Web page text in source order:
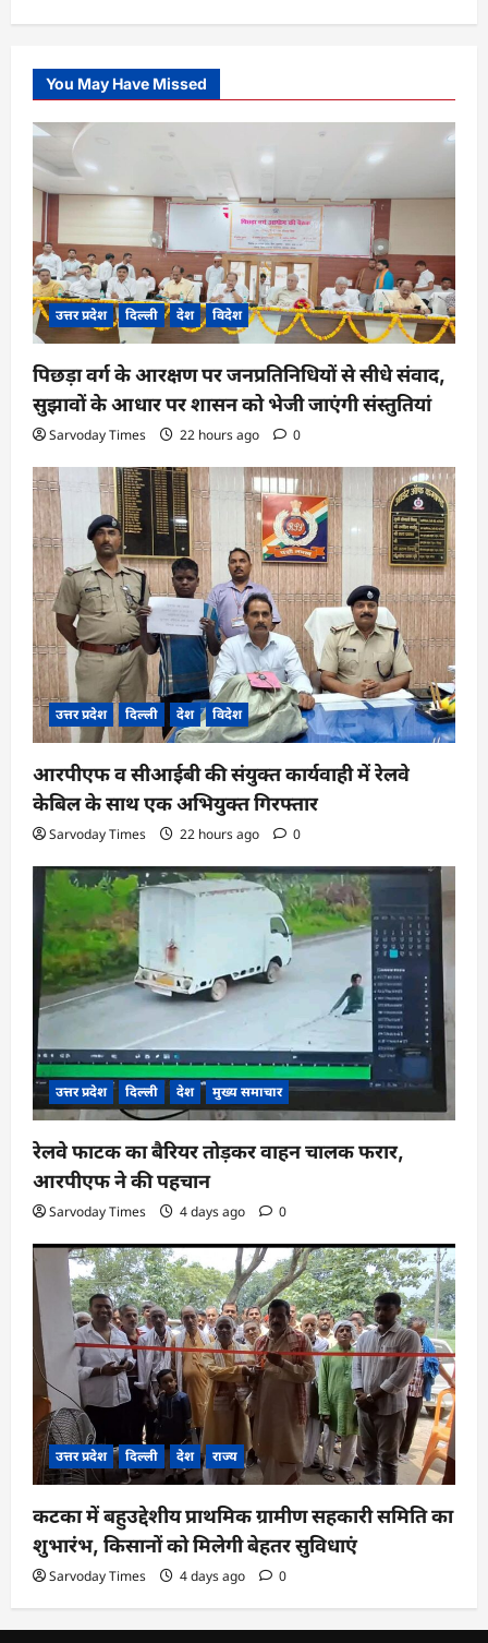
You May Have Missed
उत्तर प्रदेश दिल्ली देश विदेश
पिछड़ा वर्ग के आरक्षण पर जनप्रतिनिधियों से सीधे संवाद,
सुझावों के आधार पर शासन को भेजी जाएंगी संस्तुतियां
Sarvoday Times 22 hours ago 0
उत्तर प्रदेश दिल्ली देश विदेश
आरपीएफ व सीआईबी की संयुक्त कार्यवाही में रेलवे
केबिल के साथ एक अभियुक्त गिरफ्तार
Sarvoday Times 22 hours ago 0
उत्तर प्रदेश दिल्ली देश मुख्य समाचार
रेलवे फाटक का बैरियर तोड़कर वाहन चालक फरार,
आरपीएफ ने की पहचान
Sarvoday Times 4 days ago 0
उत्तर प्रदेश दिल्ली देश राज्य
कटका में बहुउद्देशीय प्राथमिक ग्रामीण सहकारी समिति का
शुभारंभ, किसानों को मिलेगी बेहतर सुविधाएं
Sarvoday Times 4 days ago 0